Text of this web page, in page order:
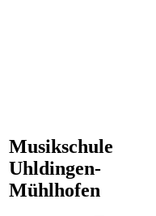
Musikschule
Uhldingen-
Mühlhofen